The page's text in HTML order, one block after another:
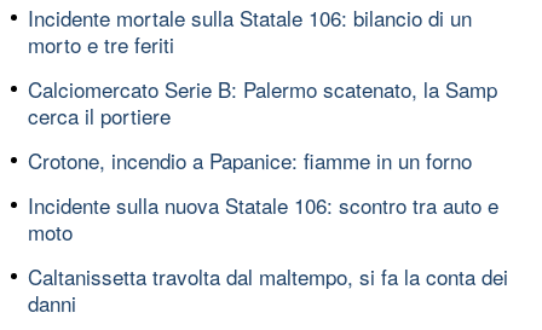
Incidente mortale sulla Statale 106: bilancio di un
morto e tre feriti
Calciomercato Serie B: Palermo scatenato, la Samp
cerca il portiere
Crotone, incendio a Papanice: fiamme in un forno
Incidente sulla nuova Statale 106: scontro tra auto e
moto
Caltanissetta travolta dal maltempo, si fa la conta dei
danni